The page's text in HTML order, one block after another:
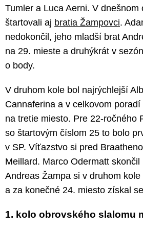
Tumler a Luca Aerni. V dnešnom
štartovali aj bratia Žampovci.
nedokončil, jeho mladší brat
na 29. mieste a druhýkrát v
o body.
V druhom kole bol najrýchlejší
Cannaferina a v celkovom
na tretie miesto. Pre 22-ročného
so štartovým číslom 25 to bolo
v SP. Víťazstvo si pred
Meillard. Marco Odermatt
Andreas Žampa si v druhom kole
a za konečné 24. miesto získal
1. kolo obrovského slalomu